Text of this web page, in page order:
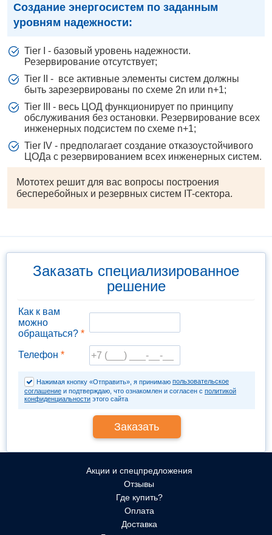
Создание энергосистем по заданным
уровням надежности:
Tier I - базовый уровень надежности.
Резервирование отсутствует;
Tier II - все активные элементы систем должны
быть зарезервированы по схеме 2n или n+1;
Tier III - весь ЦОД функционирует по принципу
обслуживания без остановки. Резервирование всех
инженерных подсистем по схеме n+1;
Tier IV - предполагает создание отказоустойчивого
ЦОДа с резервированием всех инженерных систем.
Мототех решит для вас вопросы построения
бесперебойных и резервных систем IT-сектора.
Заказать специализированное
решение
Как к вам
можно
обращаться? *
Телефон *
Нажимая кнопку «Отправить», я принимаю пользовательское
соглашение и подтверждаю, что ознакомлен и согласен с политикой
конфиденциальности этого сайта
Акции и спецпредложения
Отзывы
Где купить?
Оплата
Доставка